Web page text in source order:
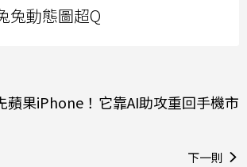
兔動態圖超Q
蘋果iPhone！它靠AI助攻重回手機市
下一則